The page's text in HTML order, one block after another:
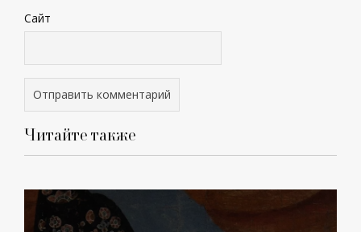
Сайт
Читайте также